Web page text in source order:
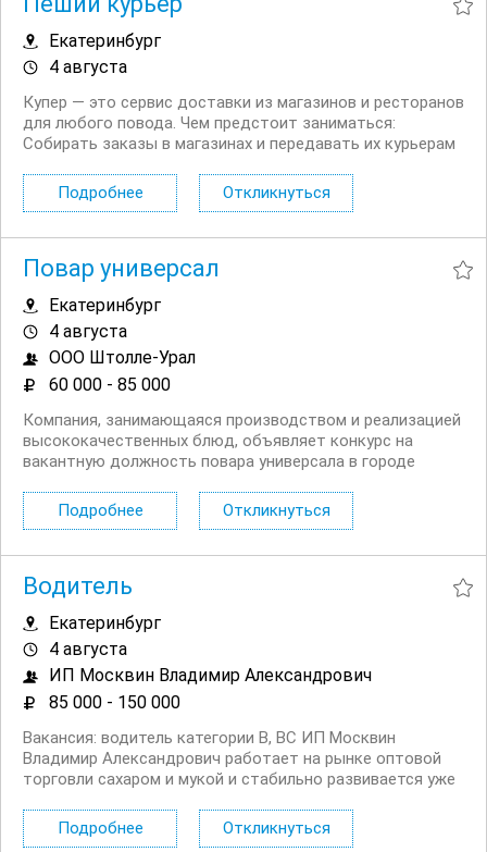
Екатеринбург
4 августа
Купер — это сервис доставки из магазинов и ресторанов
для любого повода. Чем предстоит заниматься:
Собирать заказы в магазинах и передавать их курьерам
карту каждую неделю; Удобный график от 3 часов в
день — легко...
Подробнее Откликнуться
Повар универсал
Екатеринбург
4 августа
ООО Штолле-Урал
60 000 - 85 000
Компания, занимающаяся производством и реализацией
высококачественных блюд, объявляет конкурс на
вакантную должность повара универсала в городе
атмосферы и предлагаем разнообразное меню,
удовлетворяющее запросы наших клиентов. В нашем
Подробнее Откликнуться
Водитель
Екатеринбург
4 августа
ИП Москвин Владимир Александрович
85 000 - 150 000
Вакансия: водитель категории В, ВС ИП Москвин
Владимир Александрович работает на рынке оптовой
торговли сахаром и мукой и стабильно развивается уже
средним клиентам по региону, ценим надёжность,
пунктуальность и слаженную работу команды — и
Подробнее Откликнуться